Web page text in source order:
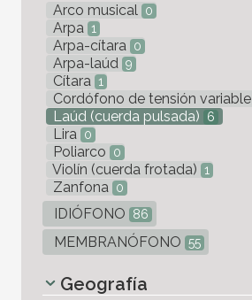
Arco musical 0
Arpa 1
Arpa-cítara 0
Arpa-laúd 9
Cítara 1
Cordófono de tensión variable
Laúd (cuerda pulsada) 6
Lira 0
Poliarco 0
Violín (cuerda frotada) 1
Zanfona 0
IDIÓFONO 86
MEMBRANÓFONO 55
Geografía